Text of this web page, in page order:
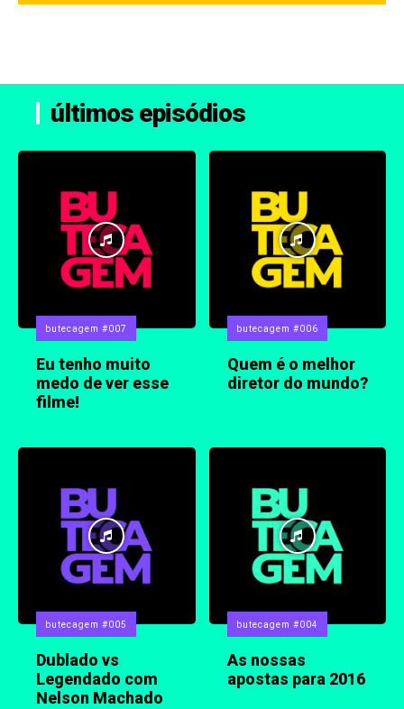
últimos episódios
butecagem #007
Eu tenho muito
medo de ver esse
filme!
butecagem #006
Quem é o melhor
diretor do mundo?
butecagem #005
Dublado vs
Legendado com
Nelson Machado
butecagem #004
As nossas
apostas para 2016